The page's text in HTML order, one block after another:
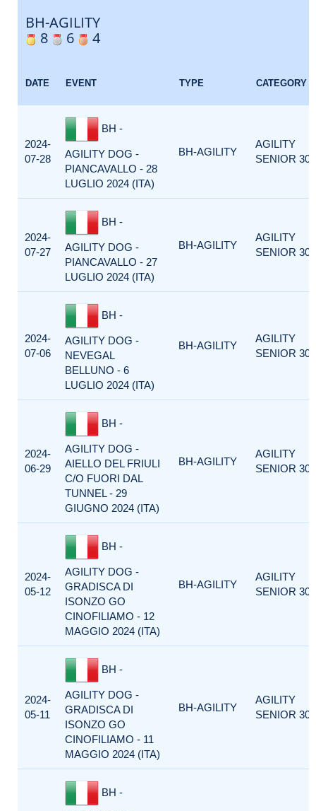
BH-AGILITY
8
6 4
DATE EVENT TYPE CATEGORY
2024-
07-28
BH -
AGILITY DOG -
PIANCAVALLO - 28
LUGLIO 2024 (ITA)
BH-AGILITY
AGILITY
SENIOR 300
2024-
07-27
BH -
AGILITY DOG -
PIANCAVALLO - 27
LUGLIO 2024 (ITA)
BH-AGILITY
AGILITY
SENIOR 300
2024-
07-06
BH -
AGILITY DOG -
NEVEGAL
BELLUNO - 6
LUGLIO 2024 (ITA)
BH-AGILITY
AGILITY
SENIOR 300
2024-
06-29
BH -
AGILITY DOG -
AIELLO DEL FRIULI
C/O FUORI DAL
TUNNEL - 29
GIUGNO 2024 (ITA)
BH-AGILITY
AGILITY
SENIOR 300
2024-
05-12
BH -
AGILITY DOG -
GRADISCA DI
ISONZO GO
CINOFILIAMO - 12
MAGGIO 2024 (ITA)
BH-AGILITY
AGILITY
SENIOR 300
2024-
05-11
BH -
AGILITY DOG -
GRADISCA DI
ISONZO GO
CINOFILIAMO - 11
MAGGIO 2024 (ITA)
BH-AGILITY
AGILITY
SENIOR 300
BH -